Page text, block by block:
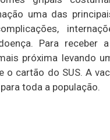
uma das
Para receber
próxima levando
o cartão do SUS. A
toda a população.